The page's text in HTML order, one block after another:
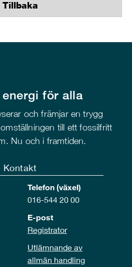
Tillbaka
för alla
och främjar en trygg
till ett fossilfritt
Nu och i framtiden.
Kontakt
Telefon (växel)
016-544 20 00
E-post
Registrator
Utlämnande av
allmän handling